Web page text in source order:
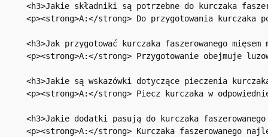
<h3>Jakie składniki są potrzebne do kurczaka
<p><strong>A:</strong> Do przygotowania
<h3>Jak przygotować kurczaka faszerowanego mięsem
<p><strong>A:</strong> Przygotowanie obejmuje
<h3>Jakie są wskazówki dotyczące pieczenia
<p><strong>A:</strong> Piecz kurczaka w
<h3>Jakie dodatki pasują do kurczaka faszerowanego
<p><strong>A:</strong> Kurczaka faszerowanego